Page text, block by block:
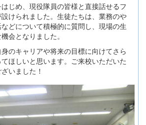
じめ、現役隊員の皆様と直接話せるフ
けられました。生徒たちは、業務のや
どについて積極的に質問し、現場の生
会となりました。
のキャリアや将来の目標に向けてさら
ほしいと思います。ご来校いただいた
いました！